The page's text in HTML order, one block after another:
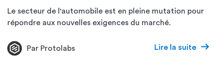
Le secteur de l'automobile est en pleine mutation pour
répondre aux nouvelles exigences du marché.
Par Protolabs Lire la suite